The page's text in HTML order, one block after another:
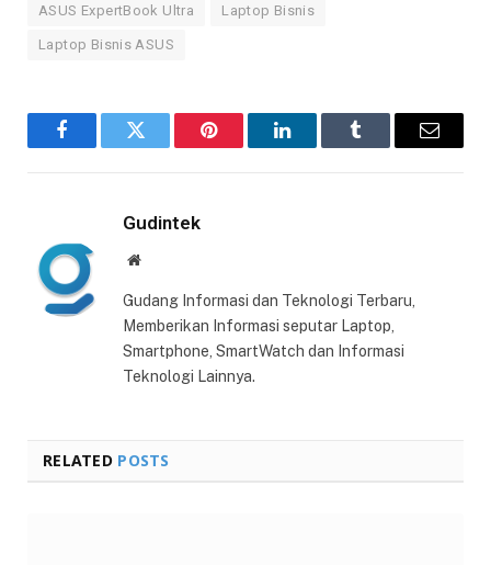
ASUS ExpertBook Ultra Laptop Bisnis
Laptop Bisnis ASUS
FacebookTwitter Pinterest LinkedInTumblr Email
Gudintek
Website
Gudang Informasi dan Teknologi Terbaru,
Memberikan Informasi seputar Laptop,
Smartphone, SmartWatch dan Informasi
Teknologi Lainnya.
RELATED POSTS